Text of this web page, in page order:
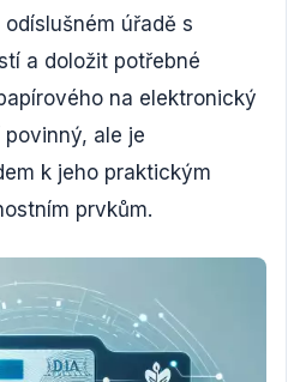
úřadě s
a doložit potřebné
na elektronický
ale je
k jeho praktickým
prvkům.